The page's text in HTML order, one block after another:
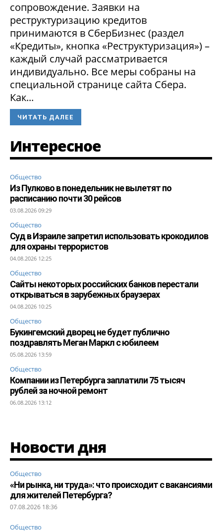
сопровождение. Заявки на
реструктуризацию кредитов
принимаются в СберБизнес (раздел
«Кредиты», кнопка «Реструктуризация») –
каждый случай рассматривается
индивидуально. Все меры собраны на
специальной странице сайта Сбера.
Как...
ЧИТАТЬ ДАЛЕЕ
Интересное
Общество
Из Пулково в понедельник не вылетят по
расписанию почти 30 рейсов
03.08.2026 09:29
Общество
Суд в Израиле запретил использовать крокодилов
для охраны террористов
04.08.2026 12:25
Общество
Сайты некоторых российских банков перестали
открываться в зарубежных браузерах
04.08.2026 10:25
Общество
Букингемский дворец не будет публично
поздравлять Меган Маркл с юбилеем
05.08.2026 13:59
Общество
Компании из Петербурга заплатили 75 тысяч
рублей за ночной ремонт
06.08.2026 13:12
Новости дня
Общество
«Ни рынка, ни труда»: что происходит с вакансиями
для жителей Петербурга?
07.08.2026 18:36
Общество